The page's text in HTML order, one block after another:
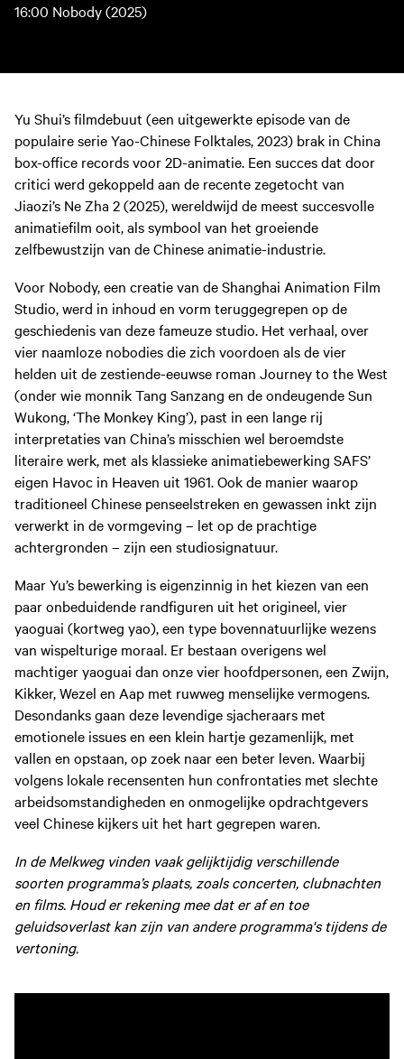
16:00 Nobody (2025)
Yu Shui’s filmdebuut (een uitgewerkte episode van de
populaire serie Yao-Chinese Folktales, 2023) brak in China
box-office records voor 2D-animatie. Een succes dat door
critici werd gekoppeld aan de recente zegetocht van
Jiaozi’s Ne Zha 2 (2025), wereldwijd de meest succesvolle
animatiefilm ooit, als symbool van het groeiende
zelfbewustzijn van de Chinese animatie-industrie.
Voor Nobody, een creatie van de Shanghai Animation Film
Studio, werd in inhoud en vorm teruggegrepen op de
geschiedenis van deze fameuze studio. Het verhaal, over
vier naamloze nobodies die zich voordoen als de vier
helden uit de zestiende-eeuwse roman Journey to the West
(onder wie monnik Tang Sanzang en de ondeugende Sun
Wukong, ‘The Monkey King’), past in een lange rij
interpretaties van China’s misschien wel beroemdste
literaire werk, met als klassieke animatiebewerking SAFS’
eigen Havoc in Heaven uit 1961. Ook de manier waarop
traditioneel Chinese penseelstreken en gewassen inkt zijn
verwerkt in de vormgeving – let op de prachtige
achtergronden – zijn een studiosignatuur.
Maar Yu’s bewerking is eigenzinnig in het kiezen van een
paar onbeduidende randfiguren uit het origineel, vier
yaoguai (kortweg yao), een type bovennatuurlijke wezens
van wispelturige moraal. Er bestaan overigens wel
machtiger yaoguai dan onze vier hoofdpersonen, een Zwijn,
Kikker, Wezel en Aap met ruwweg menselijke vermogens.
Desondanks gaan deze levendige sjacheraars met
emotionele issues en een klein hartje gezamenlijk, met
vallen en opstaan, op zoek naar een beter leven. Waarbij
volgens lokale recensenten hun confrontaties met slechte
arbeidsomstandigheden en onmogelijke opdrachtgevers
veel Chinese kijkers uit het hart gegrepen waren.
In de Melkweg vinden vaak gelijktijdig verschillende
soorten programma’s plaats, zoals concerten, clubnachten
en films. Houd er rekening mee dat er af en toe
geluidsoverlast kan zijn van andere programma's tijdens de
vertoning.